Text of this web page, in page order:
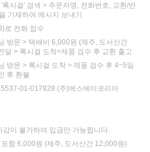
시걸' 검색 > 주문자명, 전화번호, 교환/반
기재하여 메시지 보내기
로 전화 접수
방문 > 택배비 6,000원 (제주, 도서산간
달 > 록시걸 도착>제품 검수 후 교환 출고
방문 > 록시걸 도착 > 제품 검수 후 4~5일
후 환불
01-017828 (주)에스에이코리아
이 불가하여 입금만 가능합니다.
함 6,000원 (제주, 도서산간 12,000원)